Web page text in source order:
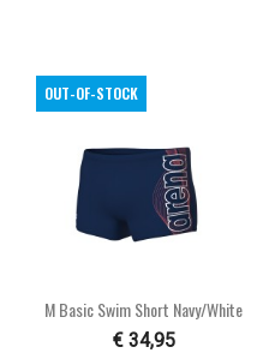
M Basic Swim Short Navy/white
€ 34,95
OUT-OF-STOCK